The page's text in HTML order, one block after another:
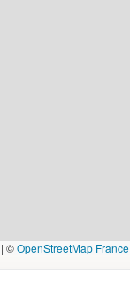
| ©OpenStreetMap France